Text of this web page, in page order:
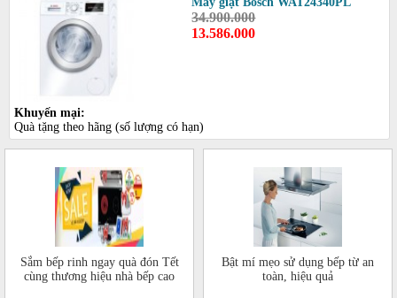
34.900.000
13.586.000
Khuyến mại:
Quà tặng theo hãng (số lượng có hạn)
Sắm bếp rinh ngay quà đón Tết
cùng thương hiệu nhà bếp cao
Bật mí mẹo sử dụng bếp từ an
toàn, hiệu quả